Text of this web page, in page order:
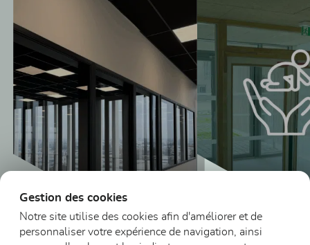
Gestion des cookies
Notre site utilise des cookies afin d'améliorer et de
personnaliser votre expérience de navigation, ainsi